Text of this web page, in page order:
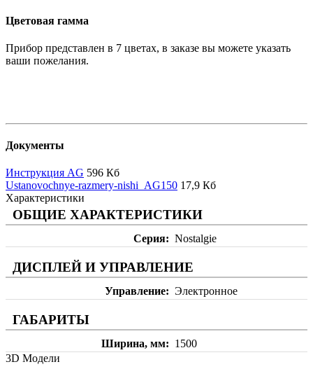
Цветовая гамма
Прибор представлен в 7 цветах, в заказе вы можете указать
ваши пожелания.
Документы
Инструкция AG 596 Кб
Ustanovochnye-razmery-nishi_AG150 17,9 Кб
Характеристики
ОБЩИЕ ХАРАКТЕРИСТИКИ
Серия Nostalgie
ДИСПЛЕЙ И УПРАВЛЕНИЕ
Управление Электронное
ГАБАРИТЫ
Ширина, мм
1500
3D Модели